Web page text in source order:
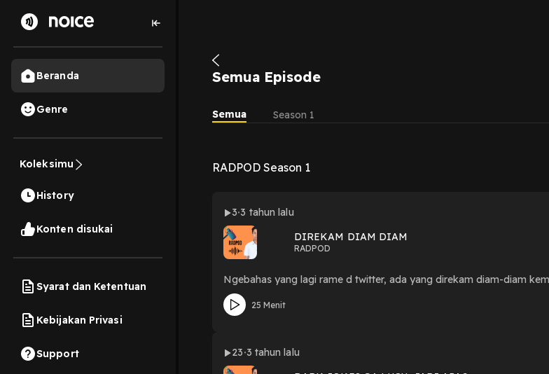
Beranda
Genre
Koleksimu
History
Konten disukai
Syarat dan Ketentuan
Kebijakan Privasi
Support
Semua Episode
Semua Season 1
RADPOD Season 1
3 3 tahun lalu
DIREKAM DIAM DIAM
RADPOD
Ngebahas yang lagi rame d twitter, ada yang direkam diam-diam
25 Menit
23 3 tahun lalu